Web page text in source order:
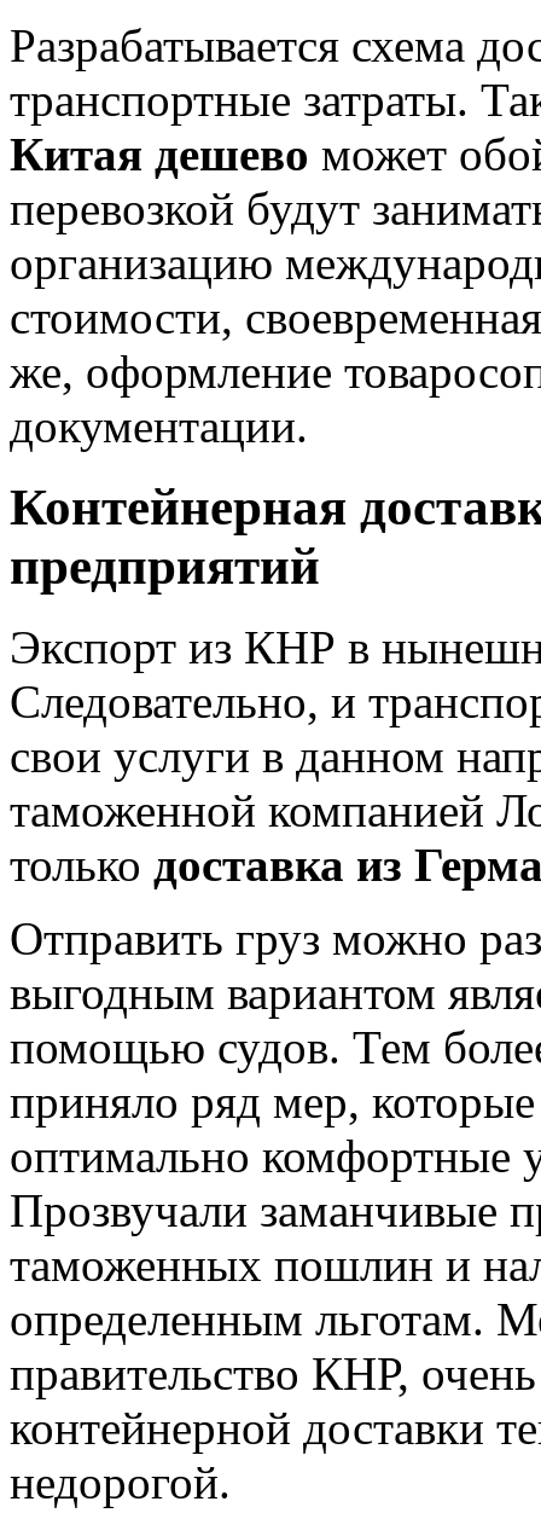
Разрабатывается схема
транспортные затраты.
Китая дешево может
перевозкой будут
организацию
стоимости,
же, оформление
документации.
Контейнерная
предприятий
Экспорт из КНР в
Следовательно, и
свои услуги в данном
таможенной компанией
только доставка из
Отправить груз можно
выгодным вариантом
помощью судов. Тем
приняло ряд мер, которые
оптимально комфортные
Прозвучали заманчивые
таможенных пошлин и
определенным льготам.
правительство КНР,
контейнерной доставки
недорогой.